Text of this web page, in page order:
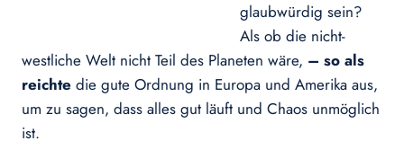
glaubwürdig sein?
Als ob die nicht-
westliche Welt nicht Teil des Planeten wäre, – so als
reichte die gute Ordnung in Europa und Amerika aus,
um zu sagen, dass alles gut läuft und Chaos unmöglich
ist.